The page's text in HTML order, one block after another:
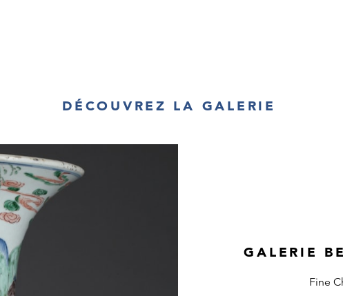
DÉCOUVREZ LA GALERIE
GALERIE
Fine